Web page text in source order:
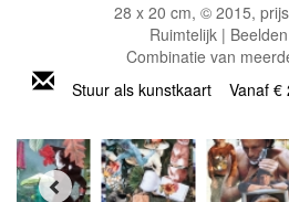
28 x 20 cm, © 2015,
Ruimtelijk |
Combinatie van
Stuur als kunstkaart Vanaf €